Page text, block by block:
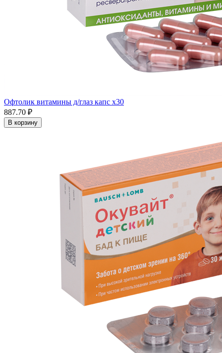
Офтолик витамины д/глаз капс x30
887.70 ₽
В корзину